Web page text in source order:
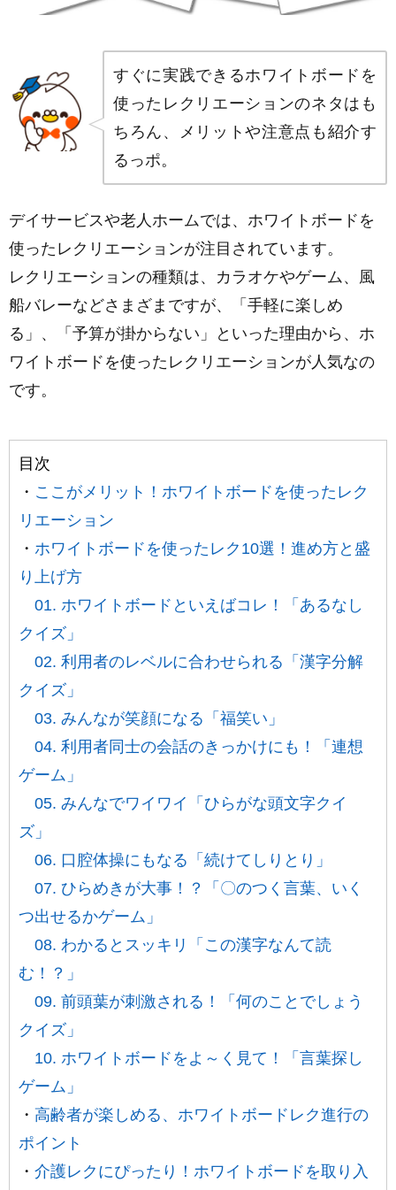
すぐに実践できるホワイトボードを
使ったレクリエーションのネタはも
ちろん、メリットや注意点も紹介す
るっポ。
デイサービスや老人ホームでは、ホワイトボードを
使ったレクリエーションが注目されています。
レクリエーションの種類は、カラオケやゲーム、風
船バレーなどさまざまですが、「手軽に楽しめ
る」、「予算が掛からない」といった理由から、ホ
ワイトボードを使ったレクリエーションが人気なの
です。
目次
・ ここがメリット！ホワイトボードを使ったレク
リエーション
・ ホワイトボードを使ったレク10選！進め方と盛
り上げ方
01. ホワイトボードといえばコレ！「あるなし
クイズ」
02. 利用者のレベルに合わせられる「漢字分解
クイズ」
03. みんなが笑顔になる「福笑い」
04. 利用者同士の会話のきっかけにも！「連想
ゲーム」
05. みんなでワイワイ「ひらがな頭文字クイ
ズ」
06. 口腔体操にもなる「続けてしりとり」
07. ひらめきが大事！？「〇のつく言葉、いく
つ出せるかゲーム」
08. わかるとスッキリ「この漢字なんて読
む！？」
09. 前頭葉が刺激される！「何のことでしょう
クイズ」
10. ホワイトボードをよ～く見て！「言葉探し
ゲーム」
・ 高齢者が楽しめる、ホワイトボードレク進行の
ポイント
・ 介護レクにぴったり！ホワイトボードを取り入